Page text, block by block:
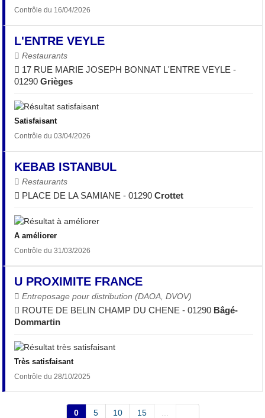
Contrôle du 16/04/2026
L'ENTRE VEYLE
Restaurants
17 RUE MARIE JOSEPH BONNAT L'ENTRE VEYLE -
01290Grièges
Satisfaisant
Contrôle du 03/04/2026
KEBAB ISTANBUL
Restaurants
PLACE DE LA SAMIANE - 01290Crottet
A améliorer
Contrôle du 31/03/2026
U PROXIMITE FRANCE
Entreposage pour distribution (DAOA, DVOV)
ROUTE DE BELIN CHAMP DU CHENE - 01290 Bâgé-
Dommartin
Très satisfaisant
Contrôle du 28/10/2025
0 5 10 15